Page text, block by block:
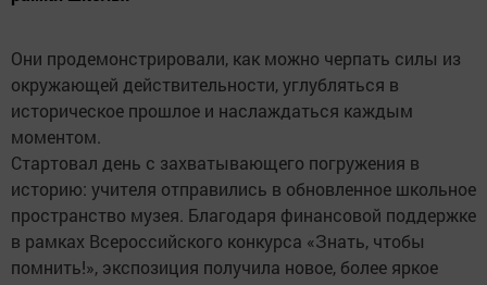
Они продемонстрировали, как можно черпать силы из
окружающей действительности, углубляться в
историческое прошлое и наслаждаться каждым
моментом.
Стартовал день с захватывающего погружения в
историю: учителя отправились в обновленное школьное
пространство музея. Благодаря финансовой поддержке
в рамках Всероссийского конкурса «Знать, чтобы
помнить!», экспозиция получила новое, более яркое